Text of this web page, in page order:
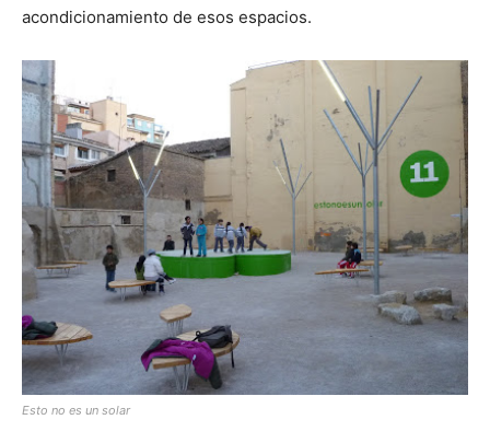
acondicionamiento de esos espacios.
Esto no es un solar